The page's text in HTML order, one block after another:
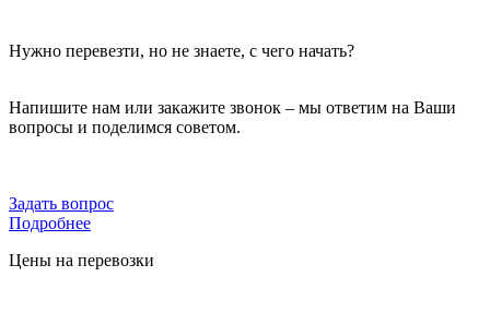
Нужно перевезти, но не знаете, с чего начать?
Напишите нам или закажите звонок – мы ответим на Ваши
вопросы и поделимся советом.
Задать вопрос
Подробнее
Цены на перевозки